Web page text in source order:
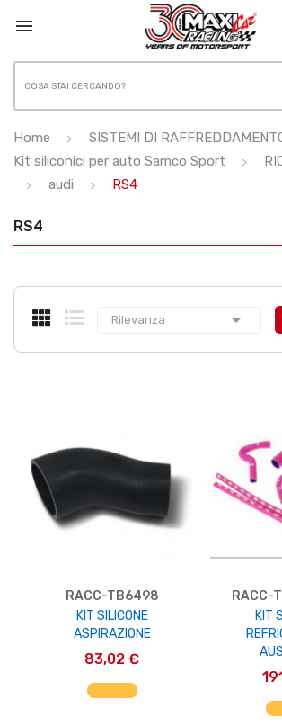

Home
SISTEMI DI
Kit siliconici per auto Samco Sport
audi
RS4
RS4
Rilevanza 
RACC-TB6498
KIT SILICONE
ASPIRAZIONE
83,02 €
AGGIUNGI AL CARRELLO
RACC-
KIT